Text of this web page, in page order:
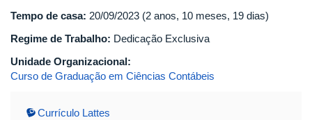
Tempo de casa: 20/09/2023 (2 anos, 10 meses, 19 dias)
Regime de Trabalho: Dedicação Exclusiva
Unidade Organizacional:
Curso de Graduação em Ciências Contábeis
Currículo Lattes